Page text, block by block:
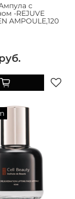
с
-REJUVE
AMPOULE,120